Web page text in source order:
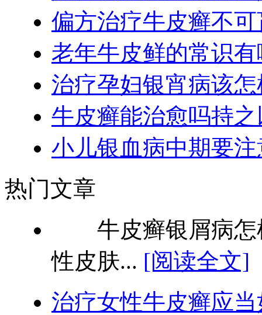
偏方治疗牛皮癣不
老年牛皮鲜的常识
治疗孕妇银宵病该
牛皮癣能治愈吗持
小儿银血病中期要
热门文章
牛皮癣银屑病怎
性皮肤... [阅读全文]
治疗女性牛皮癣应